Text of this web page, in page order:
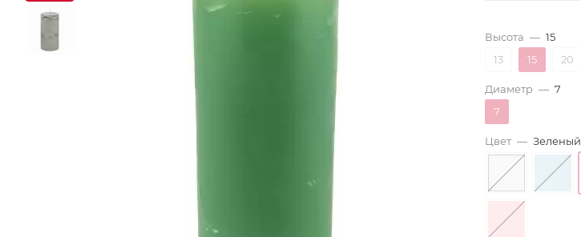
Высота — 15
13
15 20
Диаметр — 7
7
Цвет — Зеленый